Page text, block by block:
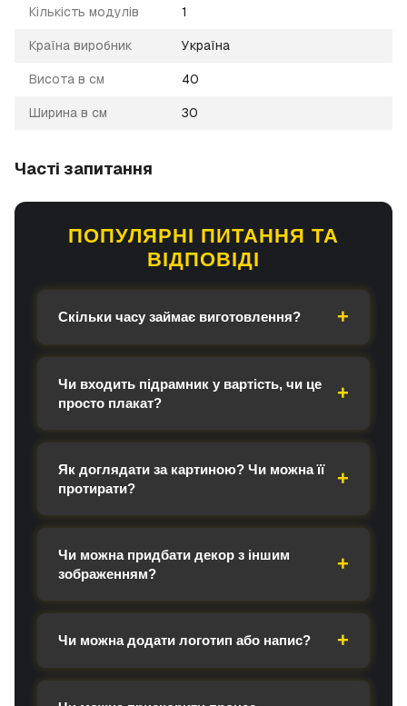
Кількість модулів 1
Країна виробник Україна
Висота в см 40
Ширина в см 30
Часті запитання
ПОПУЛЯРНІ ПИТАННЯ ТА
ВІДПОВІДІ
Скільки часу займає виготовлення?
Чи входить підрамник у вартість, чи це
просто плакат?
Як доглядати за картиною? Чи можна її
протирати?
Чи можна придбати декор з іншим
зображенням?
Чи можна додати логотип або напис?